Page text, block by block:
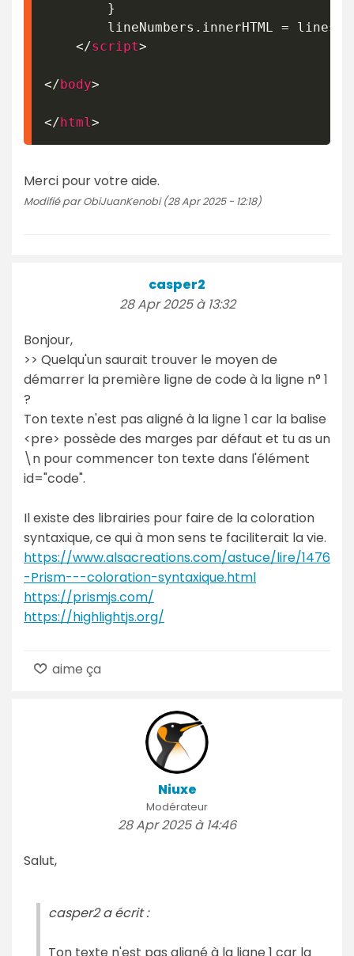
}
        lineNumbers
. innerHTML =
</script>
</ body>
</ html>
Merci pour votre aide.
Modifié par ObiJuanKenobi (28 Apr 2025 - 12:18)
casper2
28 Apr 2025 à 13:32
Bonjour,
>> Quelqu'un saurait trouver le moyen de
démarrer la première ligne de code à la ligne n° 1
?
Ton texte n'est pas aligné à la ligne 1 car la balise
<pre> possède des marges par défaut et tu as un
\n pour commencer ton texte dans l'élément
id="code".
Il existe des librairies pour faire de la coloration
syntaxique, ce qui à mon sens te faciliterait la vie.
https://www.alsacreations.com/astuce/lire/1476
-Prism---coloration-syntaxique.html
https://prismjs.com/
https://highlightjs.org/
aime ça
Niuxe
Modérateur
28 Apr 2025 à 14:46
Salut,
casper2 a écrit :